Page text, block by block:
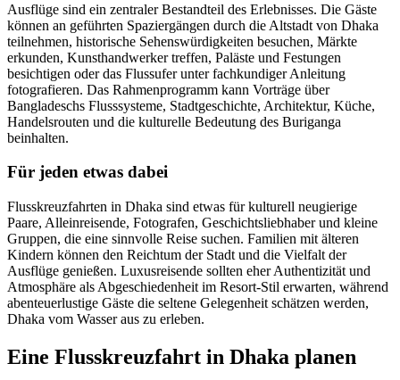
Ausflüge sind ein zentraler Bestandteil des Erlebnisses. Die Gäste
können an geführten Spaziergängen durch die Altstadt von Dhaka
teilnehmen, historische Sehenswürdigkeiten besuchen, Märkte
erkunden, Kunsthandwerker treffen, Paläste und Festungen
besichtigen oder das Flussufer unter fachkundiger Anleitung
fotografieren. Das Rahmenprogramm kann Vorträge über
Bangladeschs Flusssysteme, Stadtgeschichte, Architektur, Küche,
Handelsrouten und die kulturelle Bedeutung des Buriganga
beinhalten.
Für jeden etwas dabei
Flusskreuzfahrten in Dhaka sind etwas für kulturell neugierige
Paare, Alleinreisende, Fotografen, Geschichtsliebhaber und kleine
Gruppen, die eine sinnvolle Reise suchen. Familien mit älteren
Kindern können den Reichtum der Stadt und die Vielfalt der
Ausflüge genießen. Luxusreisende sollten eher Authentizität und
Atmosphäre als Abgeschiedenheit im Resort-Stil erwarten, während
abenteuerlustige Gäste die seltene Gelegenheit schätzen werden,
Dhaka vom Wasser aus zu erleben.
Eine Flusskreuzfahrt in Dhaka planen